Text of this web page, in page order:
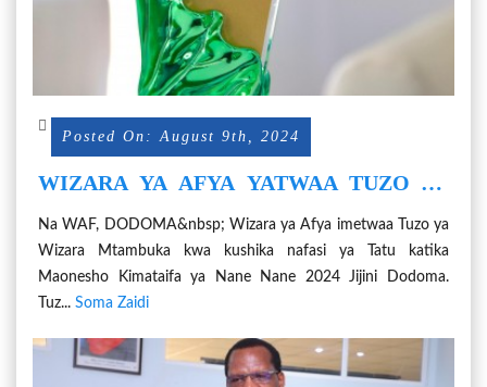
Posted On: August 9th, 2024
WIZARA YA AFYA YATWAA TUZO YA
Na WAF, DODOMA&nbsp; Wizara ya Afya imetwaa Tuzo ya
Wizara Mtambuka kwa kushika nafasi ya Tatu katika
Maonesho Kimataifa ya Nane Nane 2024 Jijini Dodoma.
Tuz... Soma Zaidi